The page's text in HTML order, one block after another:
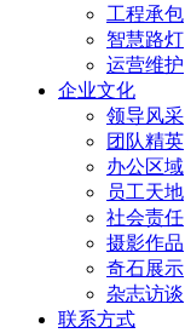
工程承包
智慧路灯
运营维护
企业文化
领导风采
团队精英
办公区域
员工天地
社会责任
摄影作品
奇石展示
杂志访谈
联系方式